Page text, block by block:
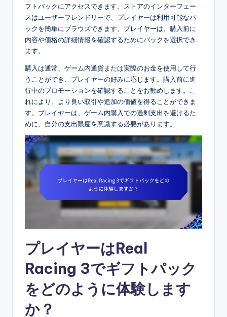
フトパックにアクセスできます。ストアのインターフェー
スはユーザーフレンドリーで、プレイヤーは利用可能なパ
ックを簡単にブラウズできます。プレイヤーは、購入前に
内容や価格の詳細情報を確認するためにパックを選択でき
ます。
購入は通常、ゲーム内通貨または実際のお金を使用して行
うことができ、プレイヤーの好みに応じます。購入前に進
行中のプロモーションを確認することをお勧めします。こ
れにより、より良い取引や追加の価値を得ることができま
す。プレイヤーは、ゲーム内購入での過剰支出を避けるた
めに、自分の支出限度を意識する必要があります。
プレイヤーはReal
Racing 3でギフトパック
をどのように体験します
か？